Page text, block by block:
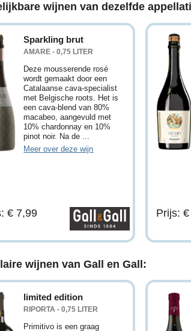
wijnen van dezelfde
Sparkling brut
AMARE - 0,75 LITER
Deze mousserende rosé
wordt gemaakt door een
Catalaanse cava-specialist
met Belgische roots. Het is
een cava-blend van 80%
macabeo, aangevuld met
10% chardonnay en 10%
pinot noir. Na de ...
Meer over deze wijn
€ 7,99 Prijs:
wijnen van Gall en Gall:
limited edition
RIPORTA - 0,75 LITER
Primitivo is een graag